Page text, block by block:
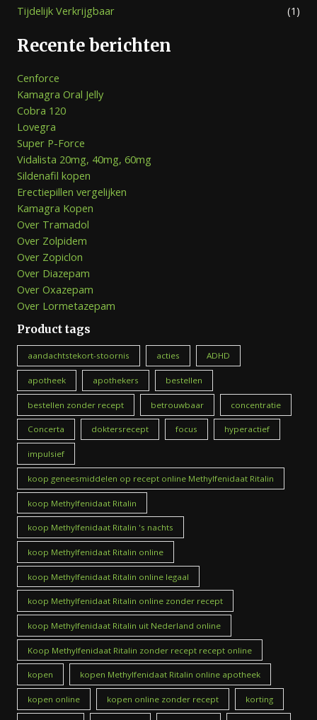
Tijdelijk Verkrijgbaar
(1)
Recente berichten
Cenforce
Kamagra Oral Jelly
Cobra 120
Lovegra
Super P-Force
Vidalista 20mg, 40mg, 60mg
Sildenafil kopen
Erectiepillen vergelijken
Kamagra Kopen
Over Tramadol
Over Zolpidem
Over Zopiclon
Over Diazepam
Over Oxazepam
Over Lormetazepam
Product tags
aandachtstekort-stoornis acties ADHD
apotheek apothekers bestellen
bestellen zonder recept betrouwbaar concentratie
Concerta doktersrecept focus hyperactief
impulsief
koop geneesmiddelen op recept online Methylfenidaat Ritalin
koop Methylfenidaat Ritalin
koop Methylfenidaat Ritalin 's nachts
koop Methylfenidaat Ritalin online
koop Methylfenidaat Ritalin online legaal
koop Methylfenidaat Ritalin online zonder recept
koop Methylfenidaat Ritalin uit Nederland online
Koop Methylfenidaat Ritalin zonder recept recept online
kopen kopen Methylfenidaat Ritalin online apotheek
kopen online kopen online zonder recept korting